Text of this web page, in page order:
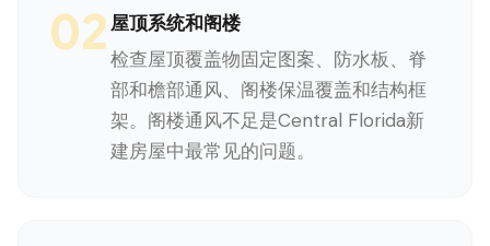
02 屋顶系统和阁楼
检查屋顶覆盖物固定图案、防水板、脊
部和檐部通风、阁楼保温覆盖和结构框
架。阁楼通风不足是Central Florida新
建房屋中最常见的问题。